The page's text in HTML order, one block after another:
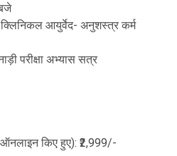
क्लिनिकल आयुर्वेद- अनुशस्त्र कर्म
परीक्षा अभ्यास सत्र
किए हुए): ₹2,999/-